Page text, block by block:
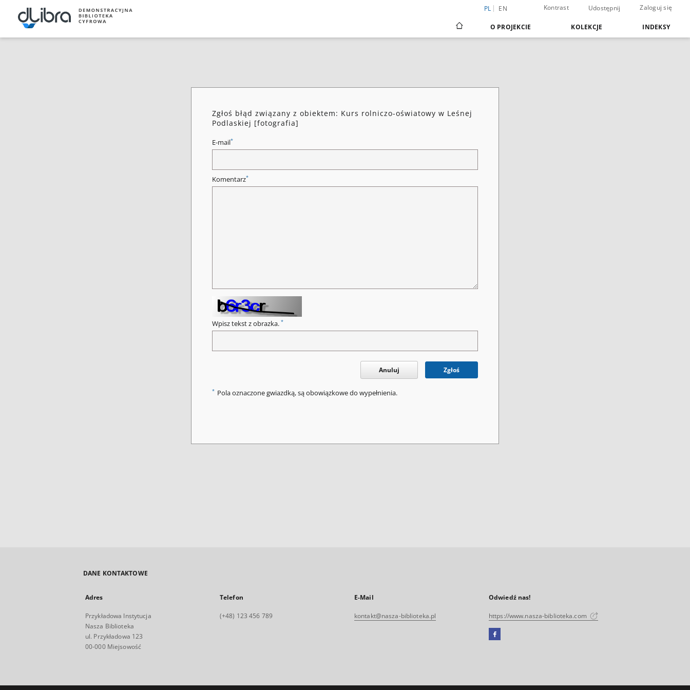
PL EN Kontrast Udostępnij Zaloguj się
O PROJEKCIE KOLEKCJE INDEKSY
Zgłoś błąd związany z obiektem: Kurs rolniczo-oświatowy w Leśnej
Podlaskiej [fotografia]
E-mail*
Komentarz*
Wpisz tekst z obrazka. *
Anuluj Zgłoś
* Pola oznaczone gwiazdką, są obowiązkowe do wypełnienia.
DANE KONTAKTOWE
Adres
Przykładowa Instytucja
Nasza Biblioteka
ul. Przykładowa 123
00-000 Miejsowość
Telefon
(+48) 123 456 789
E-Mail
kontakt@nasza-biblioteka.pl
Odwiedź nas!
https://www.nasza-biblioteka.com
Facebook
w